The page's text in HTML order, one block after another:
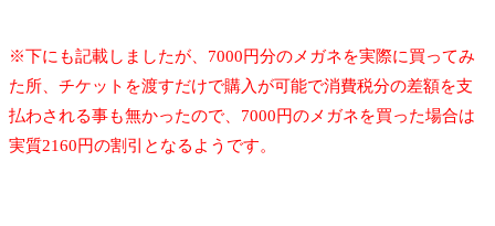
※下にも記載しましたが、7000円分のメガネを実際に買ってみ
た所、チケットを渡すだけで購入が可能で消費税分の差額を支
払わされる事も無かったので、7000円のメガネを買った場合は
実質2160円の割引となるようです。